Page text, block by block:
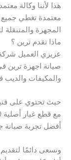
هذا لأننا وكالة
معتمدة تغطي جميع
المجهزة والمتنقلة
ماذا تقدم ترين ؟
عزيزي العميل
صيانة اجهزة ترين
والمكيفات والديب
حيث تحتوي على
أفضل تجربة صيانة
ونسعى دائمًا